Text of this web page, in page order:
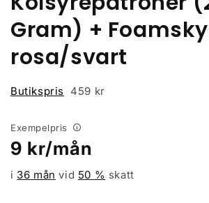
Gram) +
rosa/svart
Butikspris 459 kr
Exempelpris
Ordinarie
pris
9 kr/mån
i 36 mån vid 50 % skatt